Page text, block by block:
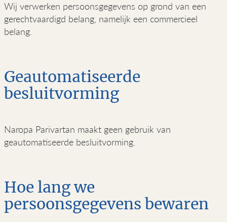
Wij verwerken persoonsgegevens op grond van een
gerechtvaardigd belang, namelijk een commercieel
belang.
Geautomatiseerde
besluitvorming
Naropa Parivartan maakt geen gebruik van
geautomatiseerde besluitvorming.
Hoe lang we
persoonsgegevens bewaren